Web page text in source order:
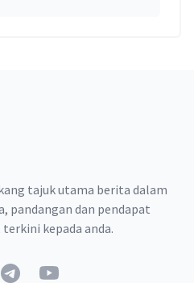
tajuk utama berita dalam
pandangan dan pendapat
kepada anda.
TelegramYouTube